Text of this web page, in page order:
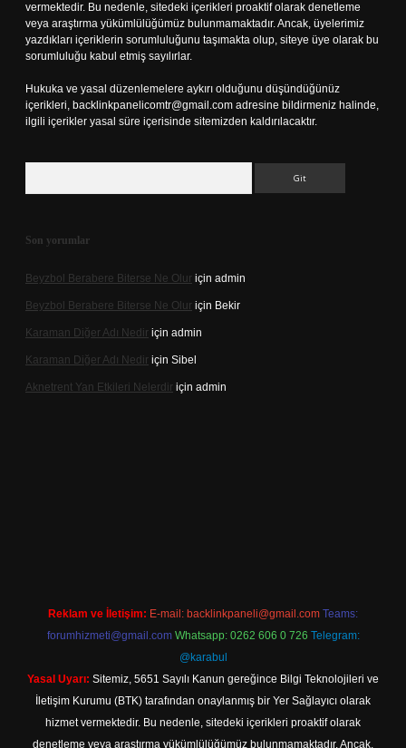
vermektedir. Bu nedenle, sitedeki içerikleri proaktif olarak denetleme
veya araştırma yükümlülüğümüz bulunmamaktadır. Ancak, üyelerimiz
yazdıkları içeriklerin sorumluluğunu taşımakta olup, siteye üye olarak bu
sorumluluğu kabul etmiş sayılırlar.
Hukuka ve yasal düzenlemelere aykırı olduğunu düşündüğünüz
içerikleri, backlinkpanelicomtr@gmail.com adresine bildirmeniz halinde,
ilgili içerikler yasal süre içerisinde sitemizden kaldırılacaktır.
Son yorumlar
Beyzbol Berabere Biterse Ne Olur için admin
Beyzbol Berabere Biterse Ne Olur için Bekir
Karaman Diğer Adı Nedir için admin
Karaman Diğer Adı Nedir için Sibel
Aknetrent Yan Etkileri Nelerdir için admin
Reklam ve İletişim: E-mail: backlinkpaneli@gmail.com Teams:
forumhizmeti@gmail.com Whatsapp: 0262 606 0 726 Telegram:
@karabul
Yasal Uyarı: Sitemiz, 5651 Sayılı Kanun gereğince Bilgi Teknolojileri ve
İletişim Kurumu (BTK) tarafından onaylanmış bir Yer Sağlayıcı olarak
hizmet vermektedir. Bu nedenle, sitedeki içerikleri proaktif olarak
denetleme veya araştırma yükümlülüğümüz bulunmamaktadır. Ancak,